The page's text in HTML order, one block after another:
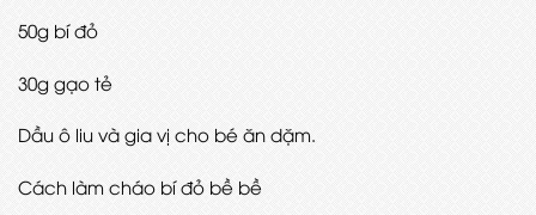
50g bí đỏ
30g gạo tẻ
Dầu ô liu và gia vị cho bé ăn dặm.
Cách làm cháo bí đỏ bề bề